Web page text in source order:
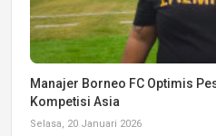
Manajer Borneo FC Optimis
Kompetisi Asia
Selasa, 20 Januari 2026